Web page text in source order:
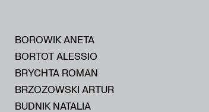
BOROWIK ANETA
BORTOT ALESSIO
BRYCHTA ROMAN
BRZOZOWSKI ARTUR
BUDNIK NATALIA